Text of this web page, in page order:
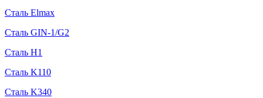
Сталь Elmax
Сталь GIN-1/G2
Сталь H1
Сталь K110
Сталь K340